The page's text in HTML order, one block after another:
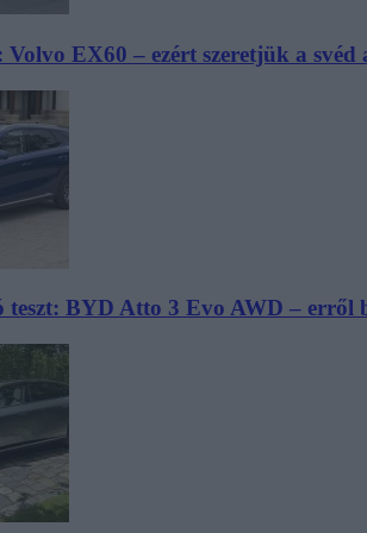
Volvo EX60 – ezért szeretjük a svéd
BYD Atto 3 Evo AWD – erről